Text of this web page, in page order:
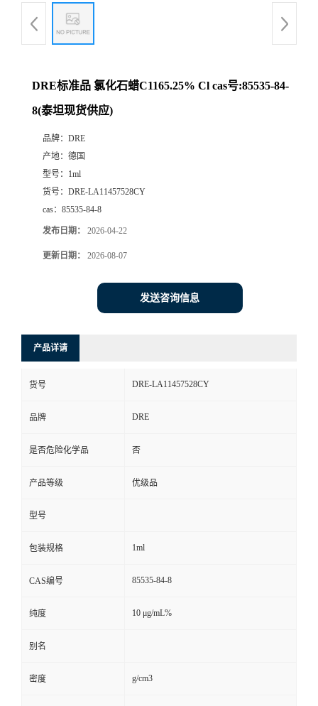
DRE标准品 氯化石蜡C1165.25% Cl cas号:85535-84-
8(泰坦现货供应)
品牌： DRE
产地： 德国
型号： 1ml
货号： DRE-LA11457528CY
cas： 85535-84-8
发布日期： 2026-04-22
更新日期： 2026-08-07
发送咨询信息
产品详请
货号 DRE-LA11457528CY
品牌 DRE
是否危险化学品 否
产品等级 优级品
型号
包装规格 1ml
CAS编号 85535-84-8
纯度 10 μg/mL%
别名
密度 g/cm3